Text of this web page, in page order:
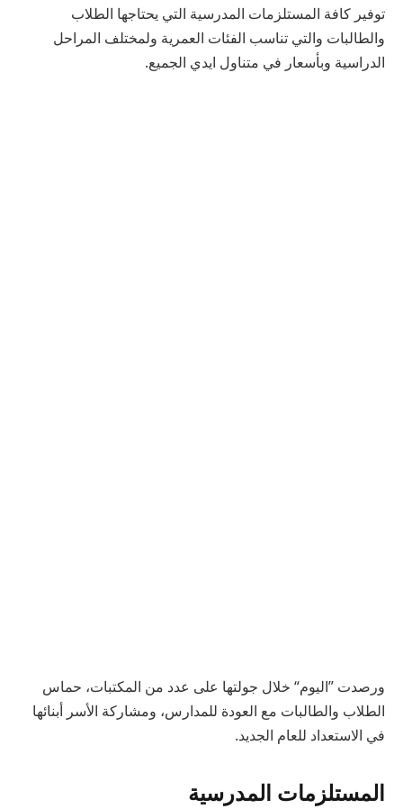
توفير كافة المستلزمات المدرسية التي يحتاجها الطلاب
والطالبات والتي تناسب الفئات العمرية ولمختلف المراحل
الدراسية وبأسعار في متناول ايدي الجميع.
ورصدت ”اليوم“ خلال جولتها على عدد من المكتبات، حماس
الطلاب والطالبات مع العودة للمدارس، ومشاركة الأسر أبنائها
في الاستعداد للعام الجديد.
المستلزمات المدرسية